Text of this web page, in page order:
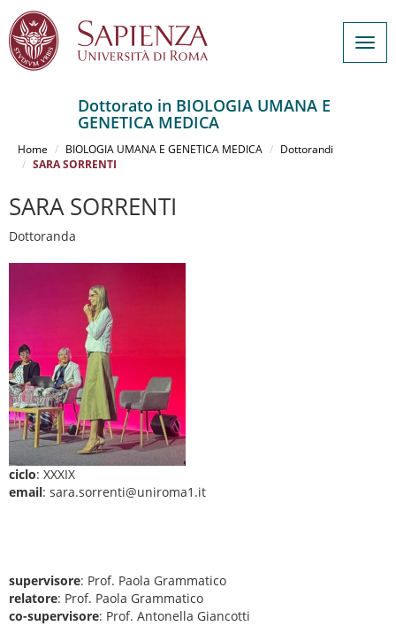
contenuto
Dottorato in BIOLOGIA UMANA E
GENETICA MEDICA
Home BIOLOGIA UMANA E GENETICA MEDICA
Dottorandi
SARA SORRENTI
SARA SORRENTI
Dottoranda
ciclo: XXXIX
email: sara.sorrenti@uniroma1.it
supervisore: Prof. Paola Grammatico
relatore: Prof. Paola Grammatico
co-supervisore: Prof. Antonella Giancotti